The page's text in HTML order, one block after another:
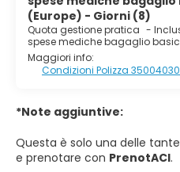
(Europe) - Giorni (8)
Quota gestione pratica -
spese mediche bagaglio basic
Maggiori info:
Condizioni Polizza
*Note aggiuntive:
Questa è solo una delle
e prenotare con PrenotACI.